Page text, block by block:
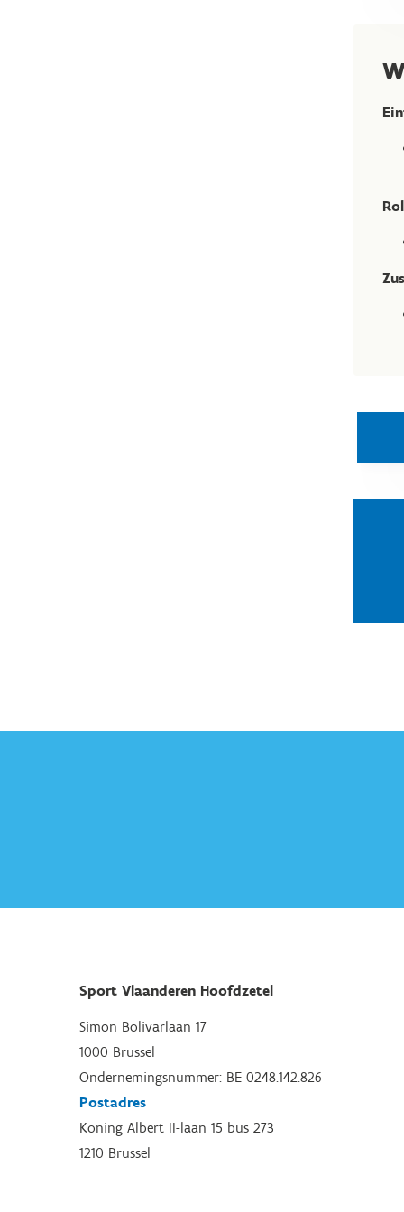
Sport Vlaanderen Hoofdzetel
Simon Bolivarlaan 17
1000 Brussel
Ondernemingsnummer: BE 0248.142.826
Postadres
Koning Albert II-laan 15 bus 273
1210 Brussel